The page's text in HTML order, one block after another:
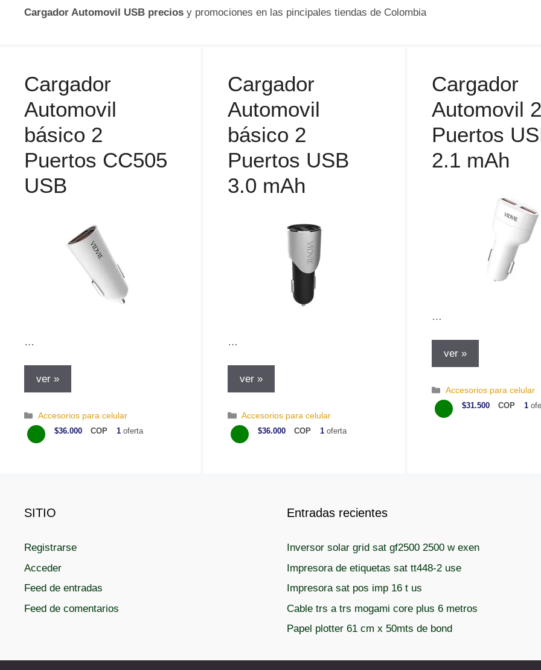
Cargador Automovil USB precios y promociones en las pincipales tiendas de Colombia
Cargador
Automovil
básico 2
Puertos CC505
USB
…
ver »
C
a
t
a
Accesorios para celular
$36.000 COP 1 oferta
Cargador
Automovil
básico 2
Puertos USB
3.0 mAh
…
ver »
C
a
t
Accesorios para celular
$36.000 COP 1 oferta
Cargador
Automovil 2
Puertos
2.1 mAh
…
ver »
C
a
t
Accesorios para celular
$31.500 COP 1
SITIO
Registrarse
Acceder
Feed de entradas
Feed de comentarios
Entradas recientes
Inversor solar grid sat gf2500 2500 w exen
Impresora de etiquetas sat tt448-2 use
Impresora sat pos imp 16 t us
Cable trs a trs mogami core plus 6 metros
Papel plotter 61 cm x 50mts de bond